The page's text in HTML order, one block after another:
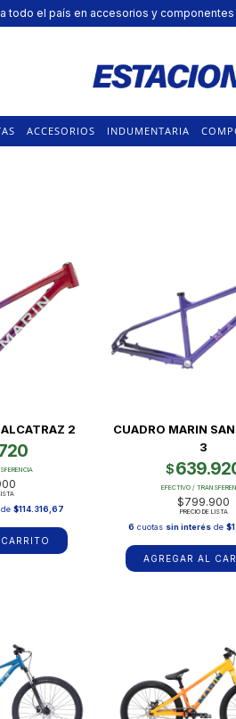
todo el país en accesorios y
ACCESORIOS INDUMENTARIA
2
de$114.316,67
CUADRO MARIN
3
$
EFECTIVO /
$799.900
PRECIO DE LISTA
6 cuotas sin interés de
AGREGAR AL